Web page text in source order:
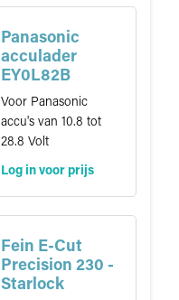
Panasonic
acculader
EY0L82B
Voor Panasonic
accu's van 10.8 tot
28.8 Volt
Log in voor prijs
Fein E-Cut
Precision 230 -
Starlock